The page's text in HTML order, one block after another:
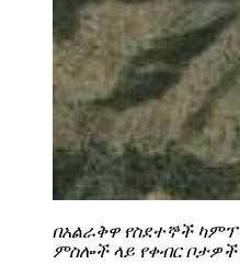
በአልራቅዋ የስደተኞች ካምፕ
ምስሎች ላይ የቀብርቦታዎች